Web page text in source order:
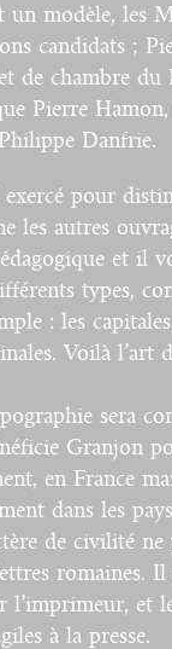
modèle, les
candidats ;
de chambre
Pierre
Danfrie.
pour
les autres
et il
types,
: les
Voilà l’art
sera
Granjon
en France
dans les
de civilité ne
romaines. Il
et
à la presse.